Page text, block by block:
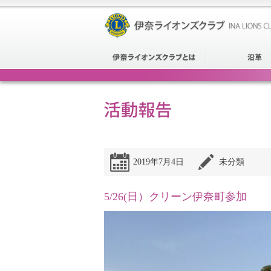
2019年7月4日 未分類
5/26(日）クリーン伊奈町参加